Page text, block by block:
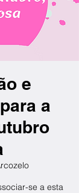
e
a
se a esta